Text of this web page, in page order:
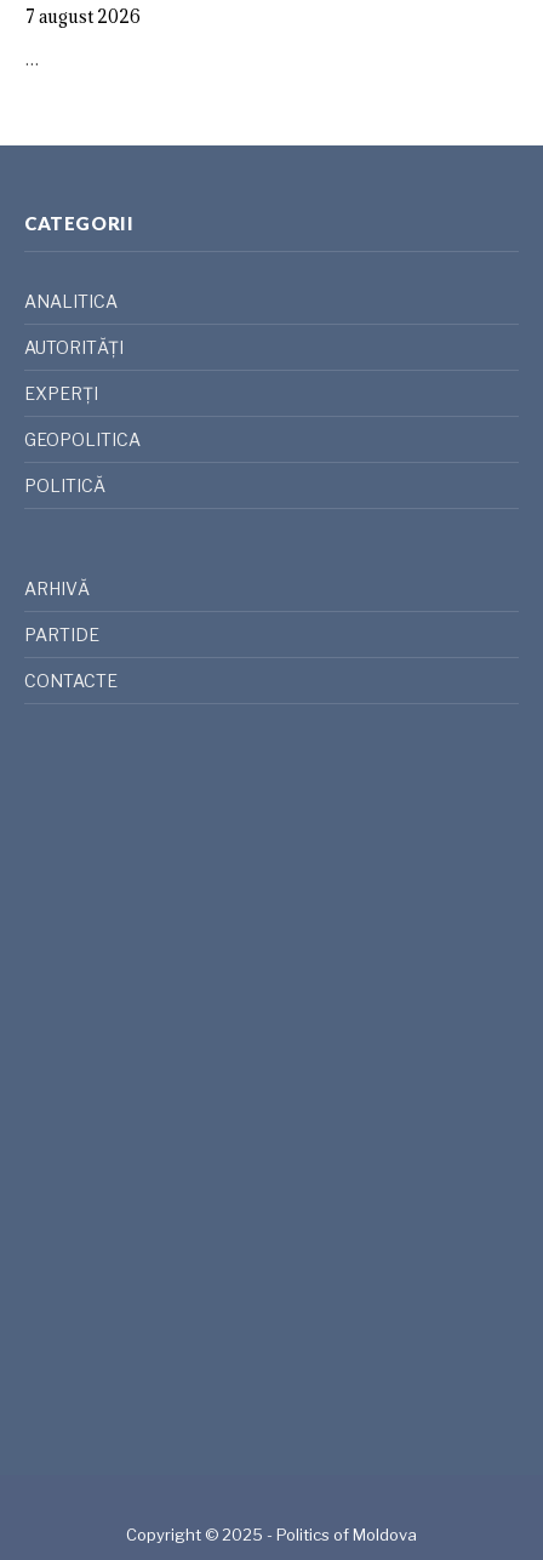
7 august 2026
…
CATEGORII
ANALITICA
AUTORITĂȚI
EXPERȚI
GEOPOLITICA
POLITICĂ
ARHIVĂ
PARTIDE
CONTACTE
Copyright © 2025 - Politics of Moldova